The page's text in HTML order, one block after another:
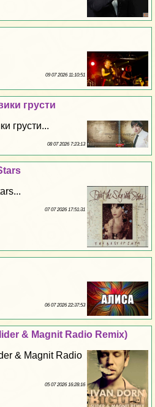
09 07 2026 11:10:51
грусти
грусти...
08 07 2026 7:23:13
07 07 2026 17:51:31
06 07 2026 22:37:53
& Magnit Radio Remix)
& Magnit Radio
05 07 2026 16:28:16